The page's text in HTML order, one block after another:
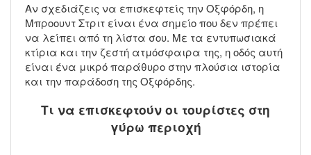
Αν σχεδιάζεις να επισκεφτείς την Οξφόρδη, η
Μπροουντ Στριτ είναι ένα σημείο που δεν πρέπει
να λείπει από τη λίστα σου. Με τα εντυπωσιακά
κτίρια και την ζεστή ατμόσφαιρα της, η οδός αυτή
είναι ένα μικρό παράθυρο στην πλούσια ιστορία
και την παράδοση της Οξφόρδης.
Τι να επισκεφτούν οι τουρίστες στη
γύρω περιοχή